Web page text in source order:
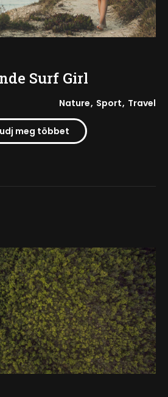
Surf Girl
Nature Sport Travel
meg többet